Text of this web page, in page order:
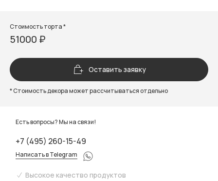
Стоимость торта *
51000 ₽
Оставить заявку
* Стоимость декора может рассчитываться отдельно
Есть вопросы? Мы на связи!
+7 (495) 260-15-49
Написать в Telegram
Высокое качество продуктов